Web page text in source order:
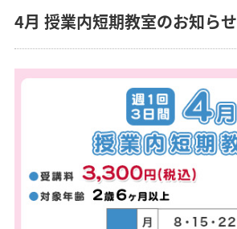
4月 授業内短期教室のお知らせ